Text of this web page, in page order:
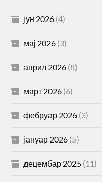
јун 2026 (4)
мај 2026 (3)
април 2026 (8)
март 2026 (6)
фебруар 2026 (3)
јануар 2026 (5)
децембар 2025 (11)